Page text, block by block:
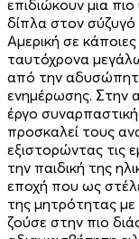
επιδιώκουν μια
δίπλα στον
Αμερική σε
ταυτόχρονα
από την
ενημέρωσης. Στην
έργο
προσκαλεί τους
εξιστορώντας τις
την παιδική της
εποχή που ως
της μητρότητας
ζούσε στην πιο